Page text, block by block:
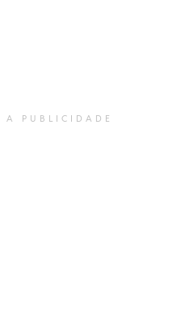
A PUBLICIDADE